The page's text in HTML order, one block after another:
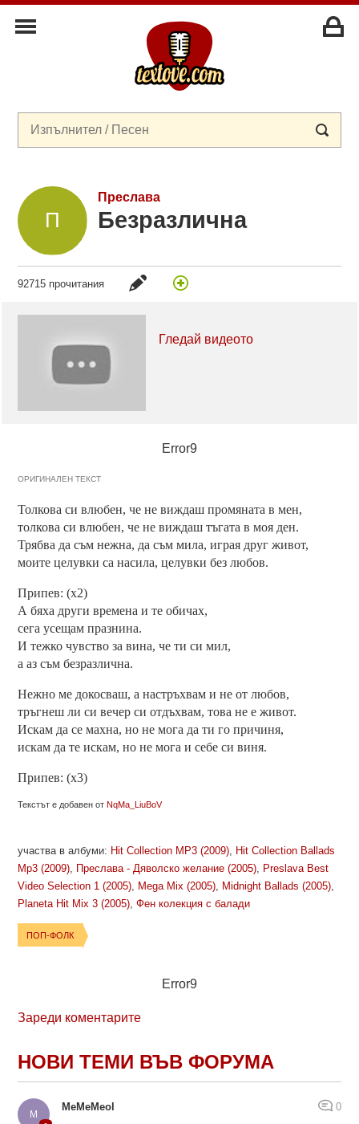
Преслава
Безразлична
92715 прочитания
Гледай видеото
Error9
ОРИГИНАЛЕН ТЕКСТ
Толкова си влюбен, че не виждаш промяната в мен,
толкова си влюбен, че не виждаш тъгата в моя ден.
Трябва да съм нежна, да съм мила, играя друг живот,
моите целувки са насила, целувки без любов.
Припев: (х2)
А бяха други времена и те обичах,
сега усещам празнина.
И тежко чувство за вина, че ти си мил,
а аз съм безразлична.
Нежно ме докосваш, а настръхвам и не от любов,
тръгнеш ли си вечер си отдъхвам, това не е живот.
Искам да се махна, но не мога да ти го причиня,
искам да те искам, но не мога и себе си виня.
Припев: (х3)
Текстът е добавен от NqMa_LiuBoV
участва в албуми: Hit Collection MP3 (2009)
Hit Collection Ballads
Mp3 (2009)
Преслава - Дяволско желание (2005)
Preslava Best
Video Selection 1 (2005)
Mega Mix (2005) Midnight Ballads (2005)
Planeta Hit Mix 3 (2005) ,Фен колекция с балади
ПОП-ФОЛК
Error9
Зареди коментарите
НОВИ ТЕМИ ВЪВ ФОРУМА
MeMeMeol 0